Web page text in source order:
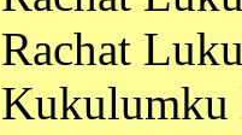
Rachat
Kukulumku